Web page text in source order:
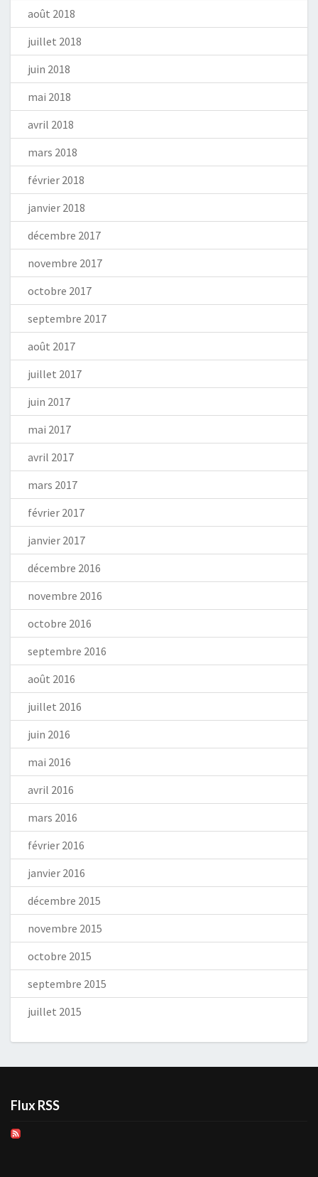
août 2018
juillet 2018
juin 2018
mai 2018
avril 2018
mars 2018
février 2018
janvier 2018
décembre 2017
novembre 2017
octobre 2017
septembre 2017
août 2017
juillet 2017
juin 2017
mai 2017
avril 2017
mars 2017
février 2017
janvier 2017
décembre 2016
novembre 2016
octobre 2016
septembre 2016
août 2016
juillet 2016
juin 2016
mai 2016
avril 2016
mars 2016
février 2016
janvier 2016
décembre 2015
novembre 2015
octobre 2015
septembre 2015
juillet 2015
Flux RSS